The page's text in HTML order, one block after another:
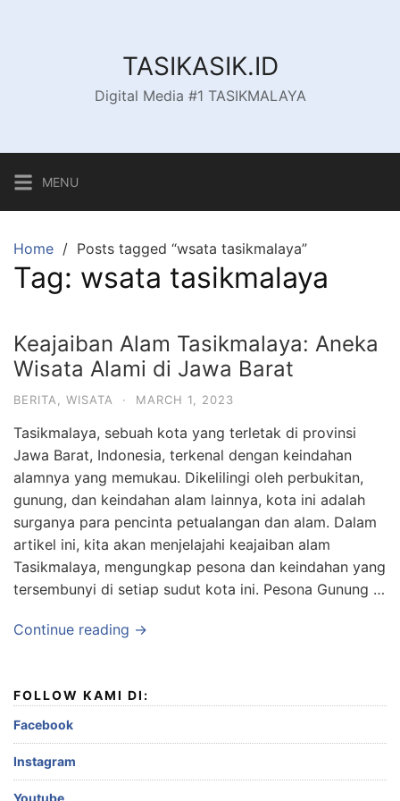
TASIKASIK.ID
Digital Media #1 TASIKMALAYA
MENU
Home Posts tagged “wsata tasikmalaya”
Tag: wsata tasikmalaya
Keajaiban Alam Tasikmalaya: Aneka
Wisata Alami di Jawa Barat
BERITA WISATA · MARCH 1, 2023
Tasikmalaya, sebuah kota yang terletak di provinsi
Jawa Barat, Indonesia, terkenal dengan keindahan
alamnya yang memukau. Dikelilingi oleh perbukitan,
gunung, dan keindahan alam lainnya, kota ini adalah
surganya para pencinta petualangan dan alam. Dalam
artikel ini, kita akan menjelajahi keajaiban alam
Tasikmalaya, mengungkap pesona dan keindahan yang
tersembunyi di setiap sudut kota ini. Pesona Gunung …
Continue reading →
FOLLOW KAMI DI:
Facebook
Instagram
Youtube